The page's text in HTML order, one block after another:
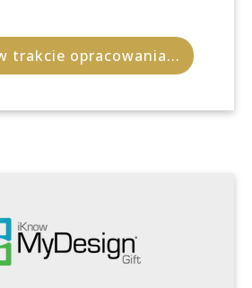
trakcie opracowania...